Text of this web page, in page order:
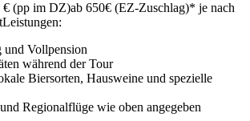
€ (pp im DZ)ab 650€ (EZ-Zuschlag)* je nach
und Vollpension
während der Tour
Biersorten, Hausweine und spezielle
Regionalflüge wie oben angegeben